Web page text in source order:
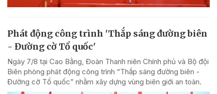
Phát động công trình 'Thắp sáng đường biên
- Đường cờ Tổ quốc'
Ngày 7/8 tại Cao Bằng, Đoàn Thanh niên Chính phủ và Bộ đội
Biên phòng phát động công trình “Thắp sáng đường biên -
Đường cờ Tổ quốc” nhằm xây dựng vùng biên giới an toàn.